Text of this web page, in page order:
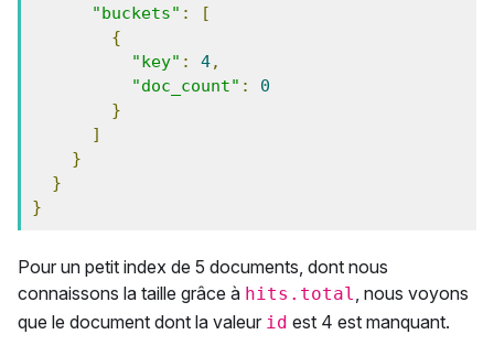
"buckets" :
[
{
"key" : 4,
"doc_count" :
0
}
]
}
}
}
Pour un petit index de 5 documents, dont nous
connaissons la taille grâce à hits.total, nous voyons
que le document dont la valeur id est 4 est manquant.